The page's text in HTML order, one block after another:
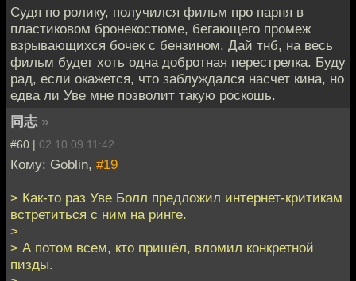
Судя по ролику, получился фильм про парня в
пластиковом бронекостюме, бегающего промеж
взрывающихся бочек с бензином. Дай тнб, на весь
фильм будет хоть одна добротная перестрелка. Буду
рад, если окажется, что заблуждался насчет кина, но
едва ли Уве мне позволит такую роскошь.
同志 »
#60 | 02.10.09 11:42
Кому: Goblin, #19
> Как-то раз Уве Болл предложил интернет-критикам
встретиться с ним на ринге.
>
> А потом всем, кто пришёл, вломил конкретной
пизды.